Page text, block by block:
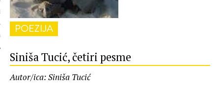
POEZIJA
Siniša Tucić, četiri pesme
Autor/ica: Siniša Tucić